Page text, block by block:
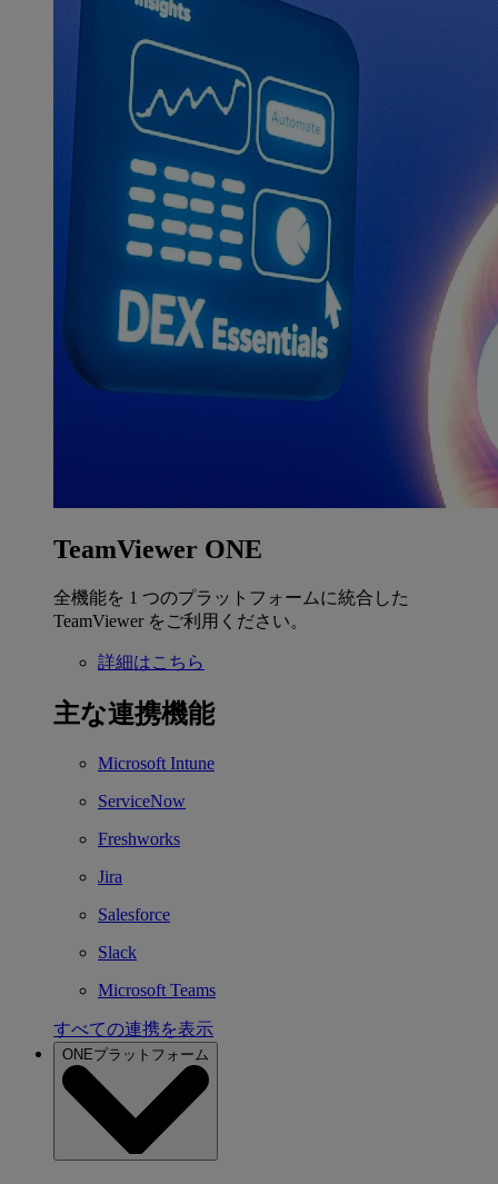
TeamViewer ONE
全機能を 1 つのプラットフォームに統合した
TeamViewer をご利用ください。
詳細はこちら
主な連携機能
Microsoft Intune
ServiceNow
Freshworks
Jira
Salesforce
Slack
Microsoft Teams
すべての連携を表示
ONEプラットフォーム